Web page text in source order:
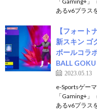
あるv6プラス
【フォート
新スキン ゴ
ボールコラ
BALL
2023.05.13
e-Sportsゲー
「Gaming+
あるv6プラス